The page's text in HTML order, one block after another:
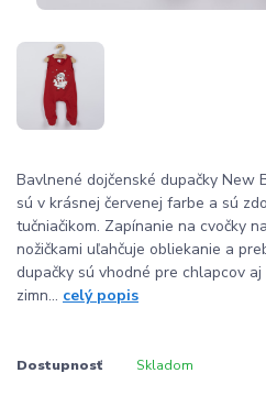
Bavlnené dojčenské dupačky New
sú v krásnej červenej farbe a sú
tučniačikom. Zapínanie na cvočky
nožičkami uľahčuje obliekanie a
dupačky sú vhodné pre chlapcov
zimn... celý popis
Dostupnosť Skladom